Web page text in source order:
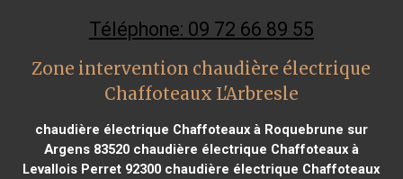
Téléphone: 09 72 66 89 55
Zone intervention chaudière électrique
Chaffoteaux L'Arbresle
chaudière électrique Chaffoteaux à Roquebrune sur
Argens 83520chaudière électrique Chaffoteaux à
Levallois Perret 92300 chaudière électrique Chaffoteaux